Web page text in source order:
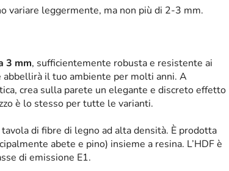
variare leggermente, ma non più di 2-3 mm.
3 mm, sufficientemente robusta e resistente ai
abbellirà il tuo ambiente per molti anni. A
crea sulla parete un elegante e discreto effetto
è lo stesso per tutte le varianti.
tavola di fibre di legno ad alta densità. È prodotta
abete e pino) insieme a resina. L’HDF è
di emissione E1.